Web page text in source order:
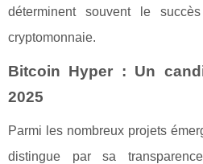
déterminent souvent le
cryptomonnaie.
Bitcoin Hyper : Un
2025
Parmi les nombreux projets
distingue par sa